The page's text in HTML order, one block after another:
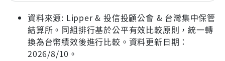
資料來源: Lipper & 投信投顧公會 & 台灣集中保管
結算所。同組排行基於公平有效比較原則，統一轉
換為台幣績效後進行比較。資料更新日期：
2026/8/10。